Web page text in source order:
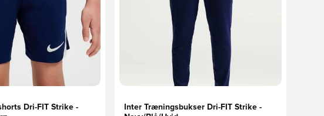
Dri-FIT Strike -
Inter Træningsbukser Dri-FIT Strike -